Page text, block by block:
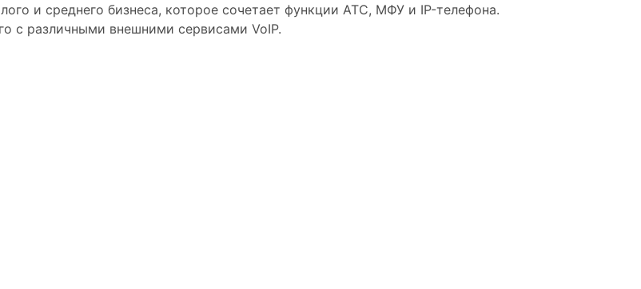
и среднего бизнеса, которое сочетает функции АТС, МФУ и IP-телефона.
с различными внешними сервисами VoIP.